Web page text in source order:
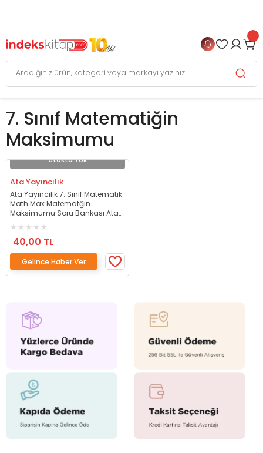
7. Sınıf Matematiğin
Maksimumu
Stokta Yok
Ata Yayıncılık
Ata Yayıncılık 7. Sınıf Matematik
Math Max Matematğin
Maksimumu Soru Bankası Ata
40,00 TL
Gelince Haber Ver